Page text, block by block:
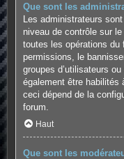
Que sont les
Les administrateurs
niveau de contrôle sur
toutes les opérations du
permissions, le
groupes d’utilisateurs
également être habilités
ceci dépend de la
forum.
Haut
Que sont les